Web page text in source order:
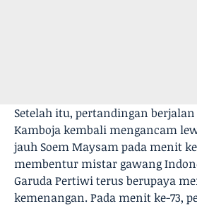
Setelah itu, pertandingan
Kamboja kembali mengancam
jauh Soem Maysam pada menit
membentur mistar gawang
Garuda Pertiwi terus berupaya
kemenangan. Pada menit ke-73,